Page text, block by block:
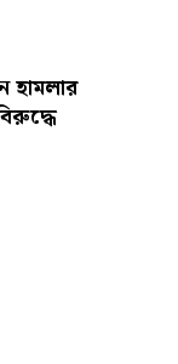
হামলার